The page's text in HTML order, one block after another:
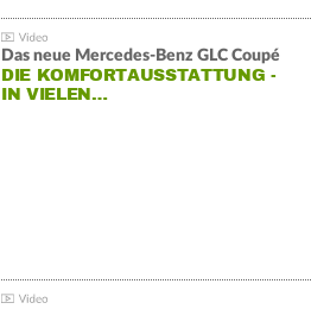
Das neue Mercedes-Benz GLC Coupé
DIE KOMFORTAUSSTATTUNG -
IN VIELEN…